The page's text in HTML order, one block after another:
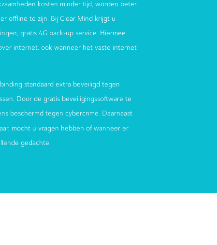
kosten minder tijd, worden beter
offline te zijn. Bij Clear Mind krijgt u
gratis 4G back-up service. Hiermee
internet, ook wanneer het vaste internet
standaard extra beveiligd tegen
Door de gratis beveiligingssoftware te
beschermd tegen cybercrime. Daarnaast
mocht u vragen hebben of wanneer er
gedachte.